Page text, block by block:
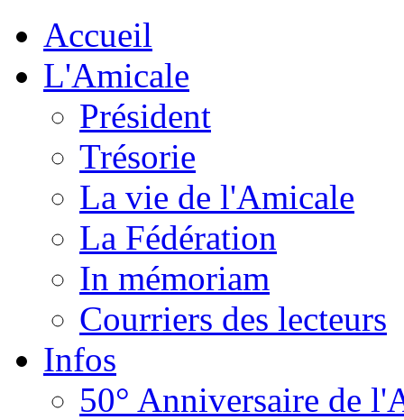
Accueil
L'Amicale
Président
Trésorie
La vie de l'Amicale
La Fédération
In mémoriam
Courriers des lecteurs
Infos
50° Anniversaire de